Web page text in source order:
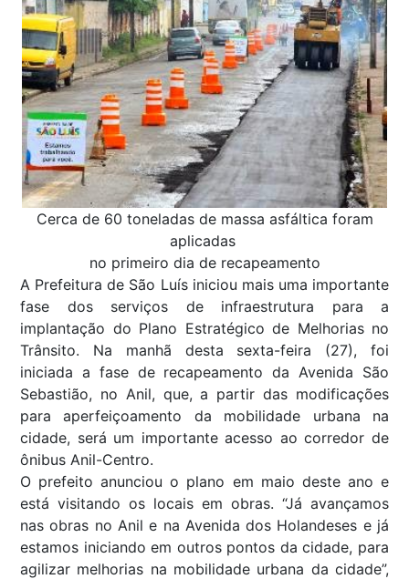
Cerca de 60 toneladas de massa asfáltica foram
aplicadas
no primeiro dia de recapeamento
A Prefeitura de São Luís iniciou mais uma importante
fase dos serviços de infraestrutura para a
implantação do Plano Estratégico de Melhorias no
Trânsito. Na manhã desta sexta-feira (27), foi
iniciada a fase de recapeamento da Avenida São
Sebastião, no Anil, que, a partir das modificações
para aperfeiçoamento da mobilidade urbana na
cidade, será um importante acesso ao corredor de
ônibus Anil-Centro.
O prefeito anunciou o plano em maio deste ano e
está visitando os locais em obras. “Já avançamos
nas obras no Anil e na Avenida dos Holandeses e já
estamos iniciando em outros pontos da cidade, para
agilizar melhorias na mobilidade urbana da cidade”,